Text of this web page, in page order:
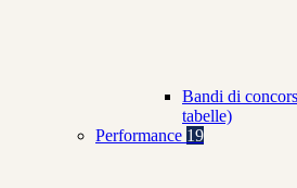
Bandi di
tabelle)
Performance 19